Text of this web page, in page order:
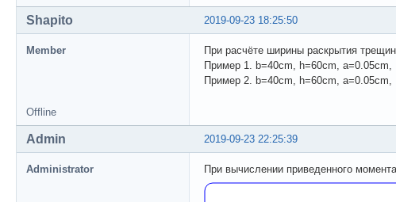
2019-09-23 18:25:50
Shapito
Member
При расчёте ширины раскрытия
Пример 1. b=40cm, h=60cm, a=0.05cm,
Пример 2. b=40cm, h=60cm, a=0.05cm,
Offline
2019-09-23 22:25:39
Admin
Administrator При вычислении приведенного